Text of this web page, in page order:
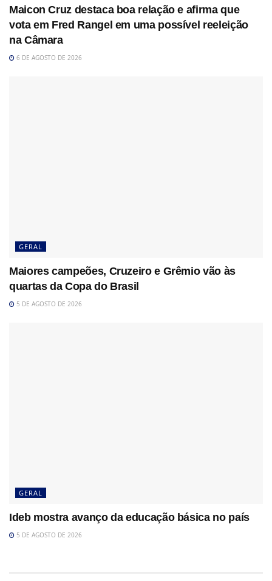
Maicon Cruz destaca boa relação e afirma que
vota em Fred Rangel em uma possível reeleição
na Câmara
6 DE AGOSTO DE 2026
GERAL
Maiores campeões, Cruzeiro e Grêmio vão às
quartas da Copa do Brasil
5 DE AGOSTO DE 2026
GERAL
Ideb mostra avanço da educação básica no país
5 DE AGOSTO DE 2026